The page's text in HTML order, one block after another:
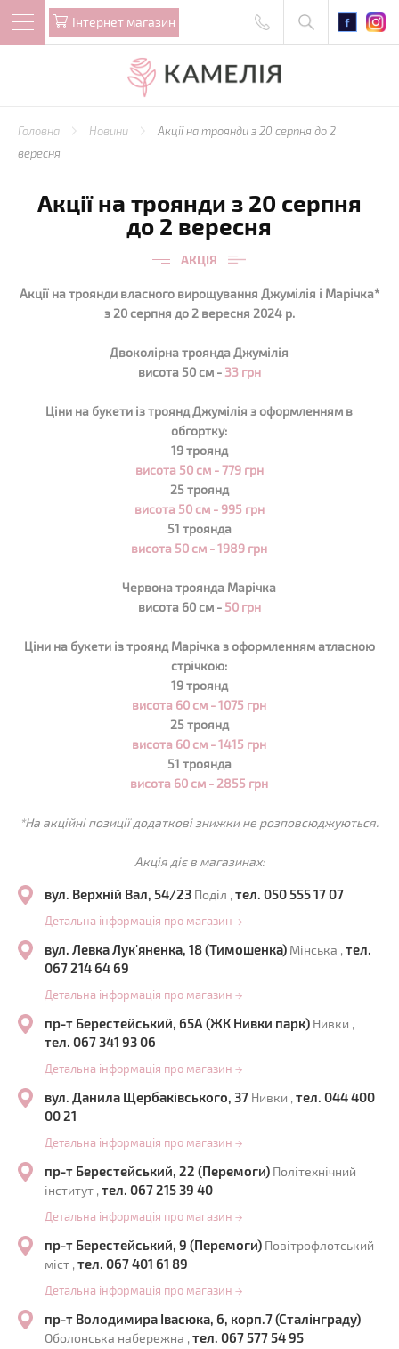
Iнтернет магазин
Головна Новини
Акції на троянди з 20 серпня до 2
вересня
Акції на троянди з 20 серпня
до 2 вересня
АКЦІЯ
Акції на троянди власного вирощування Джумілія і Марічка*
з 20 серпня до 2 вересня 2024 р.
Двоколірна троянда Джумілія
висота 50 см - 33 грн
Ціни на букети із троянд Джумілія з оформленням в
обгортку:
19 троянд
висота 50 см - 779 грн
25 троянд
висота 50 см - 995 грн
51 троянда
висота 50 см - 1989 грн
Червона троянда Марічка
висота 60 см - 50 грн
Ціни на букети із троянд Марічка з оформленням атласною
стрічкою:
19 троянд
висота 60 см - 1075 грн
25 троянд
висота 60 см - 1415 грн
51 троянда
висота 60 см - 2855 грн
*На акційні позиції додаткові знижки не розповсюджуються.
Акція діє в магазинах:
вул. Верхній Вал, 54/23 Поділ , тел. 050 555 17 07
Детальна інформація про магазин →
вул. Левка Лук'яненка, 18 (Тимошенка) Мінська , тел.
067 214 64 69
Детальна інформація про магазин →
пр-т Берестейський, 65А (ЖК Нивки парк) Нивки ,
тел. 067 341 93 06
Детальна інформація про магазин →
вул. Данила Щербаківського, 37 Нивки , тел. 044 400
00 21
Детальна інформація про магазин →
пр-т Берестейський, 22 (Перемоги) Політехнічний
інститут , тел. 067 215 39 40
Детальна інформація про магазин →
пр-т Берестейський, 9 (Перемоги) Повітрофлотський
міст , тел. 067 401 61 89
Детальна інформація про магазин →
пр-т Володимира Івасюка, 6, корп.7 (Сталінграду)
Оболонська набережна , тел. 067 577 54 95